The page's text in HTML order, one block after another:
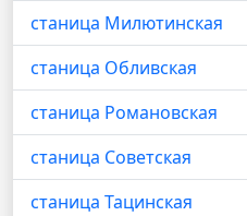
станица Милютинская
станица Обливская
станица Романовская
станица Советская
станица Тацинская